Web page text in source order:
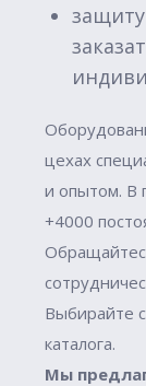
цехах
и опытом. В
+4000
Выбирайте
каталога.
Мы